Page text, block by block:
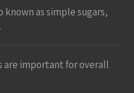
known as simple sugars,
are important for overall